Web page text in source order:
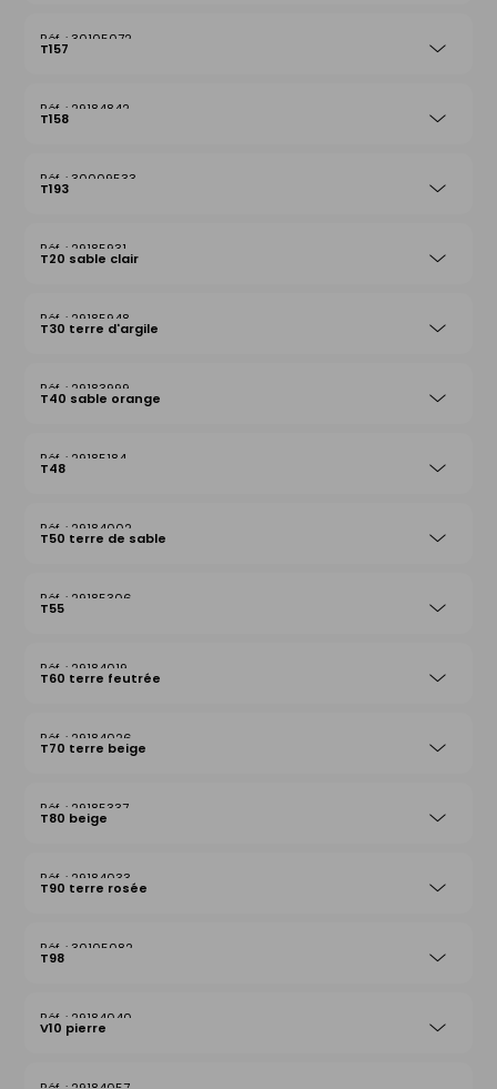
30105072
T157
29184842
T158
30009533
T193
29185931
T20 sable clair
29185948
T30 terre d'argile
29183999
T40 sable orange
29185184
T48
29184002
T50 terre de sable
29185306
T55
29184019
T60 terre feutrée
29184026
T70 terre beige
29185337
T80 beige
29184033
T90 terre rosée
30105082
T98
29184040
V10 pierre